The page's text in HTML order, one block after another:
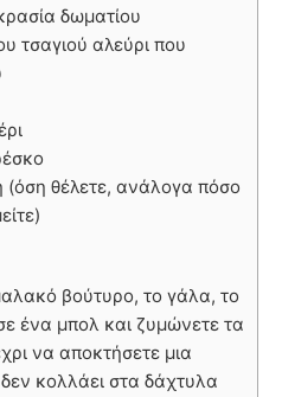
δωματίου
τσαγιού αλεύρι που
(όση θέλετε, ανάλογα πόσο
βούτυρο, το γάλα, το
ένα μπολ και ζυμώνετε τα
να αποκτήσετε μια
κολλάει στα δάχτυλα